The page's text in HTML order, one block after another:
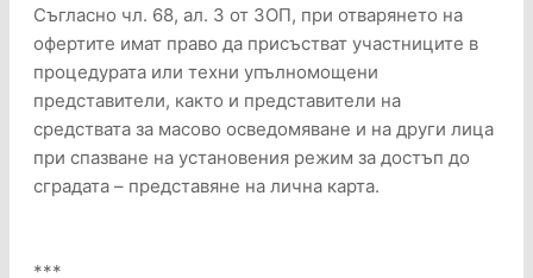
Съгласно чл. 68, ал. 3 от ЗОП, при отварянето на
офертите имат право да присъстват участниците в
процедурата или техни упълномощени
представители, както и представители на
средствата за масово осведомяване и на други лица
при спазване на установения режим за достъп до
сградата – представяне на лична карта.
***